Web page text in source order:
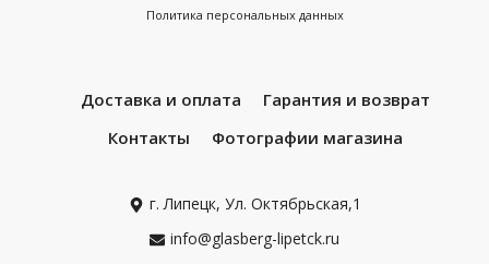
Политика персональных данных
Доставка и оплата
Гарантия и возврат
Контакты
Фотографии магазина
г. Липецк, Ул. Октябрьская,1
info@glasberg-lipetck.ru